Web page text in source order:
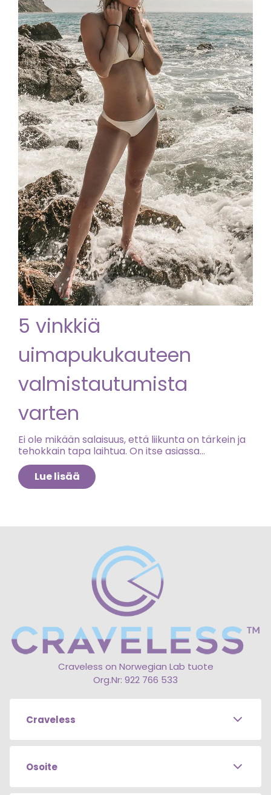
5 vinkkiä
uimapukukauteen
valmistautumista
varten
Ei ole mikään salaisuus, että liikunta on tärkein ja
tehokkain tapa laihtua. On itse asiassa
mahdotonta laihtua terveellä ja tehokkaalla
tavalla ilman minkäänlaista liikuntaa. Liiku viikossa
mahdollisuuksien mukaan yksi kerta aiempaa
ylimääräinen punnerrus tai vatsarutistus – ja pian
pääsetkin jo nauttimaan tuloksista!
Lue lisää
Craveless on Norwegian Lab tuote
Org.Nr: 922 766 533
Craveless
Tietoja Norwegian Labista
Sopimusehdot
Osoite